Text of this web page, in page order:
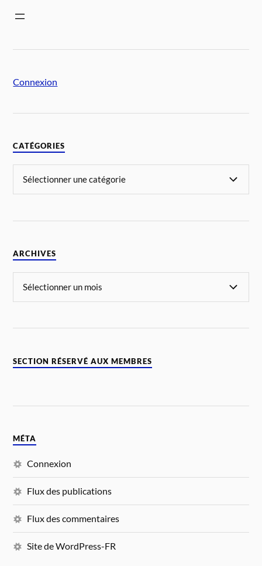
Connexion
CATÉGORIES
ARCHIVES
SECTION RÉSERVÉ AUX MEMBRES
MÉTA
Connexion
Flux des publications
Flux des commentaires
Site de WordPress-FR